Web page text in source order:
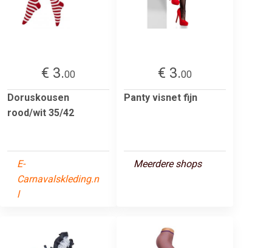
€ 3.00
Doruskousen
rood/wit 35/42
E-
Carnavalskleding.n
l
€ 3.00
Panty visnet fijn
Meerdere shops